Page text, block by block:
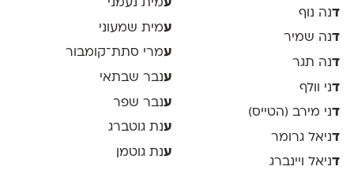
דנה נוף
דנה שמיר
דנה תגר
דני וולף
דני מירב (הטייס)
דניאל גרומר
דניאל ויינברג
עמית נעמני
עמית שמעוני
עמרי סתת־קומבור
ענבר שבתאי
ענבר שפר
ענת גוטברג
ענת גוטמן